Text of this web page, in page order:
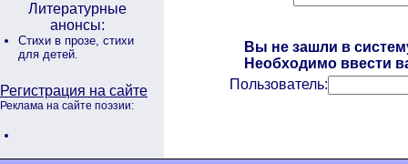
Литературные
анонсы:
Стихи в прозе, стихи
для детей.
Регистрация на сайте
Реклама на сайте поэзии:
Вы не зашли в
Необходимо ввести
Пользователь: